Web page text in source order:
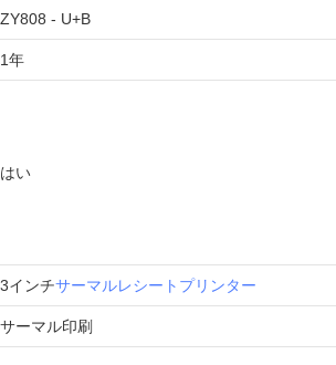
ZY808 - U+B
1年
はい
3インチサーマルレシートプリンター
サーマル印刷